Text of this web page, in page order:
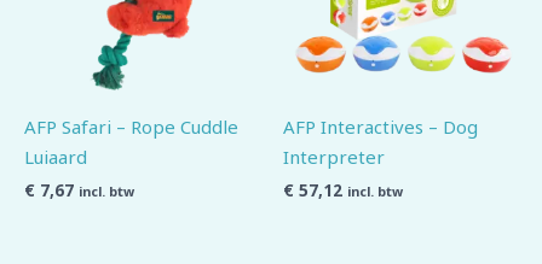
AFP Safari – Rope Cuddle
Luiaard
€ 7,67 incl. btw
AFP Interactives – Dog
Interpreter
€ 57,12 incl. btw